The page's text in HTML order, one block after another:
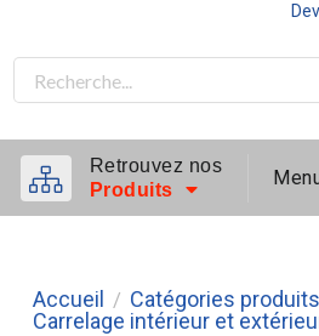
Retrouvez nos
Produits
Accueil / Catégories produits
Carrelage intérieur et